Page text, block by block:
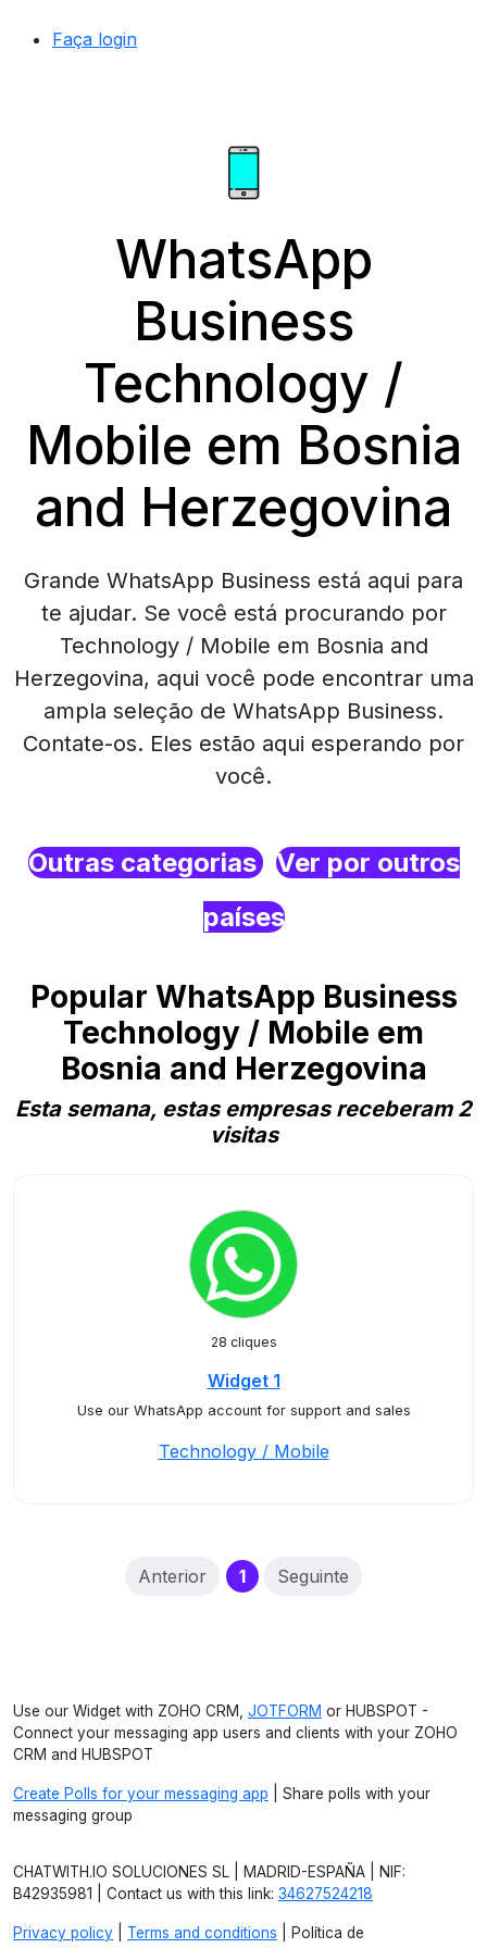
Faça login
WhatsApp
Business
Technology /
Mobile em Bosnia
and Herzegovina
Grande WhatsApp Business está aqui para
te ajudar. Se você está procurando por
Technology / Mobile em Bosnia and
Herzegovina, aqui você pode encontrar uma
ampla seleção de WhatsApp Business.
Contate-os. Eles estão aqui esperando por
você.
Outras categorias Ver por outros
países
Popular WhatsApp Business
Technology / Mobile em
Bosnia and Herzegovina
Esta semana, estas empresas receberam 2
visitas
28 cliques
Widget 1
Use our WhatsApp account for support and sales
Technology / Mobile
Anterior 1(current)
Seguinte
Use our Widget with ZOHO CRM, JOTFORM or HUBSPOT -
Connect your messaging app users and clients with your ZOHO
CRM and HUBSPOT
Create Polls for your messaging app | Share polls with your
messaging group
CHATWITH.IO SOLUCIONES SL | MADRID-ESPAÑA | NIF:
B42935981 | Contact us with this link: 34627524218
Privacy policy Terms and conditions | Política de